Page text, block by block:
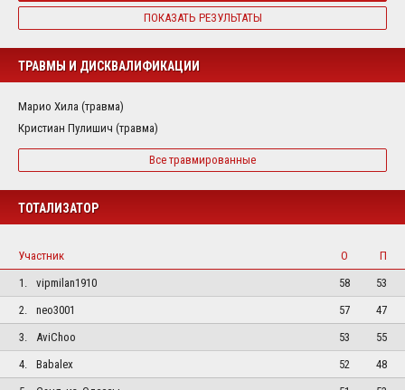
ПОКАЗАТЬ РЕЗУЛЬТАТЫ
ТРАВМЫ И ДИСКВАЛИФИКАЦИИ
Марио Хила (травма)
Кристиан Пулишич (травма)
Все травмированные
ТОТАЛИЗАТОР
Участник О
П
1.
vipmilan1910 58
53
2.
neo3001 57
47
3.
AviChoo 53
55
4.
Babalex 52
48